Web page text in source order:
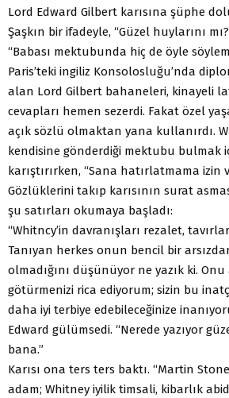
Lord Edward Gilbert karısına şüphe
Şaşkın bir ifadeyle, “Güzel huylarını
“Babası mektubunda hiç de öyle
Paris’teki ingiliz Konsolosluğu’nda
alan Lord Gilbert bahaneleri, kinayeli
cevapları hemen sezerdi. Fakat özel
açık sözlü olmaktan yana kullanırdı.
kendisine gönderdiği mektubu bulmak
karıştırırken, “Sana hatırlatmama izin
Gözlüklerini takıp karısının surat
şu satırları okumaya başladı:
“Whitncy’in davranışları rezalet,
Tanıyan herkes onun bencil bir
olmadığını düşünüyor ne yazık ki. Onu
götürmenizi rica ediyorum; sizin bu
daha iyi terbiye edebileceğinize
Edward gülümsedi. “Nerede yazıyor
bana.”
Karısı ona ters ters baktı. “Martin
adam; Whitney iyilik timsali, kibarlık